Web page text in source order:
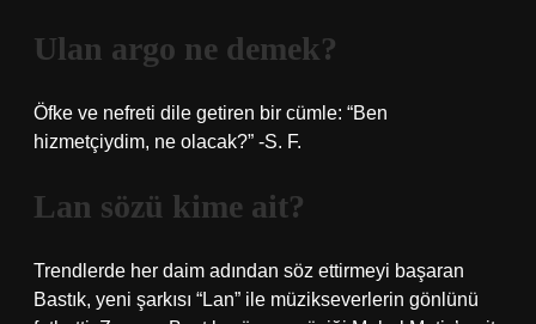
Ulan argo ne demek?
Öfke ve nefreti dile getiren bir cümle: “Ben
hizmetçiydim, ne olacak?” -S. F.
Lan sözü kime ait?
Trendlerde her daim adından söz ettirmeyi başaran
Bastık, yeni şarkısı “Lan” ile müzikseverlerin gönlünü